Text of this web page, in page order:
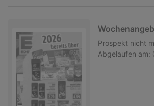
Prospekt nicht
Abgelaufen am: